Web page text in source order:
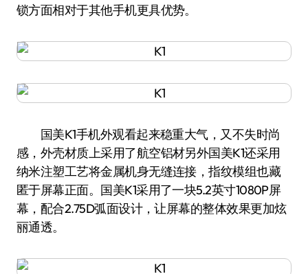
锁方面相对于其他手机更具优势。
国美K1手机外观看起来稳重大气，又不失时尚
感，外壳材质上采用了航空铝材另外国美K1还采用
纳米注塑工艺将金属机身无缝连接，指纹模组也藏
匿于屏幕正面。国美K1采用了一块5.2英寸1080P屏
幕，配合2.75D弧面设计，让屏幕的整体效果更加炫
丽通透。